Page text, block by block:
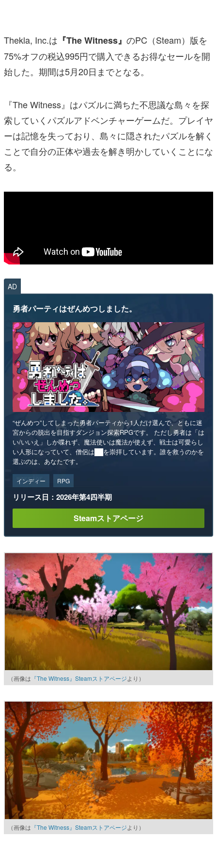
アプリレビュー
その他
運営：株式会社マレ
Thekla, Inc.は 『The Witness』 のPC（Steam）版を
75%オフの税込995円で購入できるお得なセールを開
始した。期間は5月20日までとなる。
『The Witness』はパズルに満ちた不思議な島々を探
索していくパズルアドベンチャーゲームだ。プレイヤ
ーは記憶を失っており、島々に隠されたパズルを解く
ことで自分の正体や過去を解き明かしていくことにな
る。
AD
勇者パーティはぜんめつしました。
“ぜんめつ”してしまった勇者パーティから1人だけ選んで、ともに迷
宮からの脱出を目指すダンジョン探索RPGです。 ただし勇者は「は
い/いいえ」しか喋れず、魔法使いは魔法が使えず、戦士は可愛らし
い人形になっていて、僧侶は██を崇拝しています。誰を救うのかを
選ぶのは、あなたです。
インディー RPG
リリース日：2026年第4四半期
Steamストアページ
（画像は 『The Witness』Steamストアページより）
（画像は 『The Witness』Steamストアページより）